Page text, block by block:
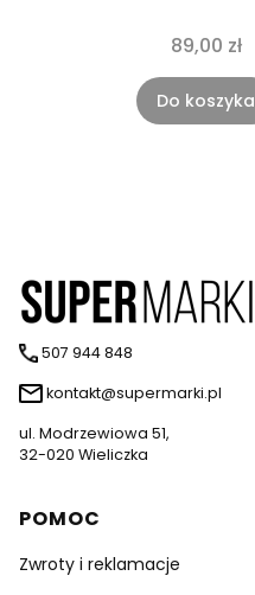
89,00 zł
Do koszyka
507 944 848
kontakt@supermarki.pl
ul. Modrzewiowa 51,
32-020 Wieliczka
Linki w stopce
POMOC
Zwroty i reklamacje